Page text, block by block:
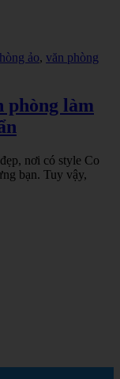
ảo, văn phòng
phòng làm
nơi có style Co
bạn. Tuy vậy,